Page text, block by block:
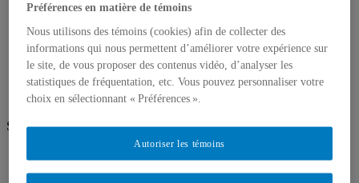
Équipements de recherche
Médias
Géographie à UQAM.tv
Revue de presse
Nous joindre
Suivez-nous
Préférences en matière de témoins
Nous utilisons des témoins (cookies) afin de collecter des
informations qui nous permettent d’améliorer votre expérience sur
le site, de vous proposer des contenus vidéo, d’analyser les
statistiques de fréquentation, etc. Vous pouvez personnaliser votre
choix en sélectionnant « Préférences ».
Autoriser les témoins